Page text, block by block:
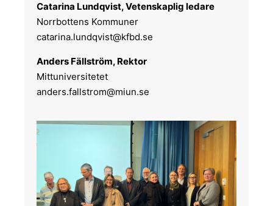
Catarina Lundqvist, Vetenskaplig ledare
Norrbottens Kommuner
catarina.lundqvist@kfbd.se
Anders Fällström, Rektor
Mittuniversitetet
anders.fallstrom@miun.se